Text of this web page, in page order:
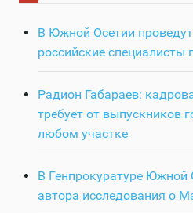
В Южной Осетии
российские специалисты
Радион Габараев:
требует от выпускников
любом участке
В Генпрокуратуре Южной
автора исследования о